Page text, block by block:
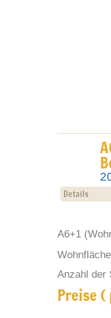
Details
A6+1
Anzahl der
Preise